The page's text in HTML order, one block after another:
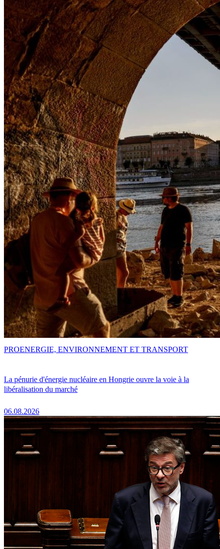
La pénurie d'énergie nucléaire en Hongrie ouvre la voie à la
libéralisation du marché
06.08.2026
PROENERGIE, ENVIRONNEMENT ET TRANSPORT